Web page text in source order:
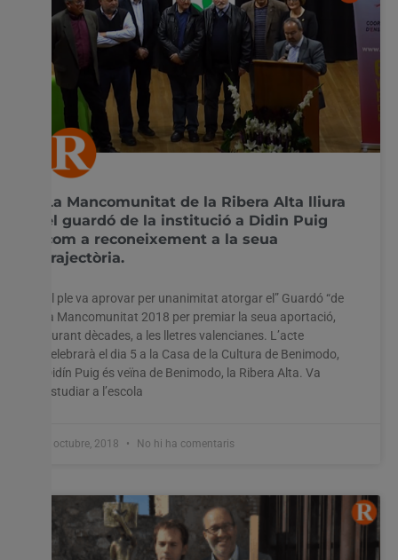
La Mancomunitat de la Ribera Alta lliura
el guardó de la institució a Didin Puig
com a reconeixement a la seua
trajectòria.
El ple va aprovar per unanimitat atorgar el” Guardó “de
la Mancomunitat 2018 per premiar la seua aportació,
durant dècades, a les lletres valencianes. L’acte
celebrarà el dia 5 a la Casa de la Cultura de Benimodo,
Didín Puig és veïna de Benimodo, la Ribera Alta. Va
estudiar a l’escola
3 octubre, 2018 No hi ha comentaris